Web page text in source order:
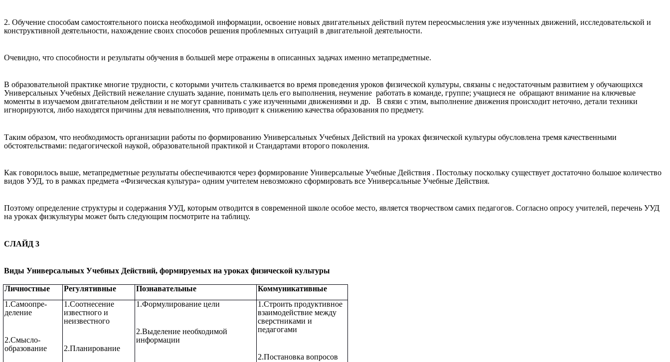
2. Обучение способам самостоятельного поиска необходимой информации, освоение новых двигательных действий путем переосмысления уже изученных движений, исследовательской и
конструктивной деятельности, нахождение своих способов решения проблемных ситуаций в двигательной деятельности.
Очевидно, что способности и результаты обучения в большей мере отражены в описанных задачах именно метапредметные.
В образовательной практике многие трудности, с которыми учитель сталкивается во время проведения уроков физической культуры, связаны с недостаточным развитием у обучающихся
Универсальных Учебных Действий нежелание слушать задание, понимать цель его выполнения, неумение работать в команде, группе; учащиеся не обращают внимание на ключевые
моменты в изучаемом двигательном действии и не могут сравнивать с уже изученными движениями и др. В связи с этим, выполнение движения происходит неточно, детали техники
игнорируются, либо находятся причины для невыполнения, что приводит к снижению качества образования по предмету.
Таким образом, что необходимость организации работы по формированию Универсальных Учебных Действий на уроках физической культуры обусловлена тремя качественными
обстоятельствами: педагогической наукой, образовательной практикой и Стандартами второго поколения.
Как говорилось выше, метапредметные результаты обеспечиваются через формирование Универсальные Учебные Действия . Постольку поскольку существует достаточно большое количество
видов УУД, то в рамках предмета «Физическая культура» одним учителем невозможно сформировать все Универсальные Учебные Действия.
Поэтому определение структуры и содержания УУД, которым отводится в современной школе особое место, является творчеством самих педагогов. Согласно опросу учителей, перечень УУД
на уроках физкультуры может быть следующим посмотрите на таблицу.
СЛАЙД 3
Виды Универсальных Учебных Действий, формируемых на уроках физической культуры
Личностные Регулятивные Познавательные
Коммуникативные
1.Самоопре-
деление
2.Смысло-
образование
1.Соотнесение
известного и
неизвестного
2.Планирование
1.Формулирование цели
2.Выделение необходимой
информации
1.Строить продуктивное
взаимодействие между
сверстниками и
педагогами
2.Постановка вопросов